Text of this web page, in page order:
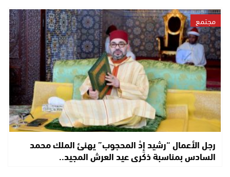
مجتمع
رجل الأعمال “رشيد إِدْ المحجوب” يهنئ الملك محمد
السادس بمناسبة ذكرى عيد العرش المجيد..